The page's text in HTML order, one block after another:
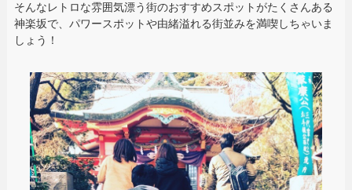
そんなレトロな雰囲気漂う街のおすすめスポットがたくさんある
神楽坂で、パワースポットや由緒溢れる街並みを満喫しちゃいま
しょう！